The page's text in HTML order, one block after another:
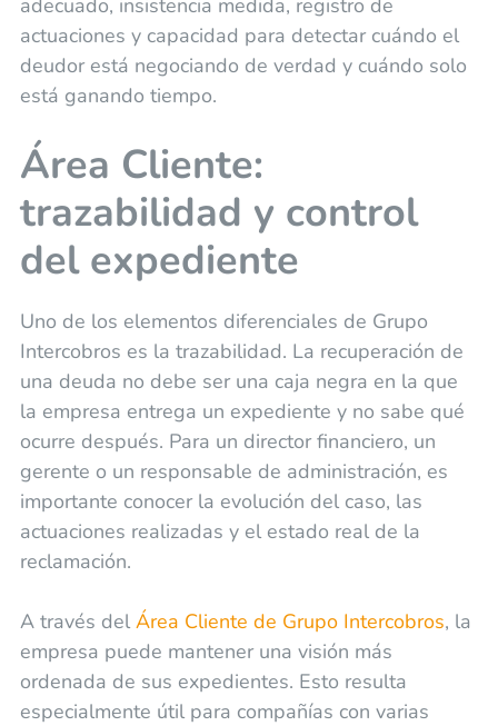
actuaciones y capacidad para detectar cuándo el
deudor está negociando de verdad y cuándo solo
está ganando tiempo.
Área Cliente:
trazabilidad y control
del expediente
Uno de los elementos diferenciales de Grupo
Intercobros es la trazabilidad. La recuperación de
una deuda no debe ser una caja negra en la que
la empresa entrega un expediente y no sabe qué
ocurre después. Para un director financiero, un
gerente o un responsable de administración, es
importante conocer la evolución del caso, las
actuaciones realizadas y el estado real de la
reclamación.
A través del Área Cliente de Grupo Intercobros, la
empresa puede mantener una visión más
ordenada de sus expedientes. Esto resulta
especialmente útil para compañías con varias